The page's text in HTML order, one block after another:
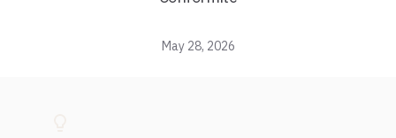
May 28, 2026